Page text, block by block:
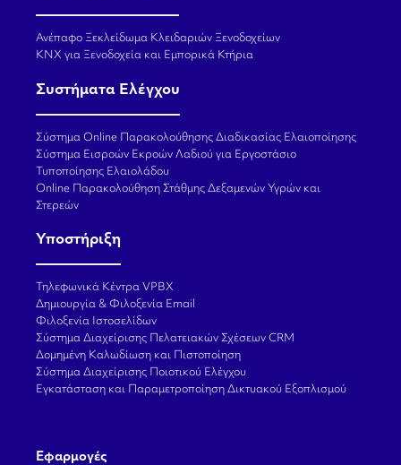
Ανέπαφο Ξεκλείδωμα Κλειδαριών Ξενοδοχείων
KNX για Ξενοδοχεία και Εμπορικά Κτήρια
Συστήματα Ελέγχου
Σύστημα Online Παρακολούθησης Διαδικασίας Ελαιοποίησης
Σύστημα Εισροών Εκροών Λαδιού για Εργοστάσιο
Τυποποίησης Ελαιολάδου
Online Παρακολούθηση Στάθμης Δεξαμενών Υγρών και
Στερεών
Υποστήριξη
Τηλεφωνικά Κέντρα VPBX
Δημιουργία & Φιλοξενία Email
Φιλοξενία Ιστοσελίδων
Σύστημα Διαχείρισης Πελατειακών Σχέσεων CRM
Δομημένη Καλωδίωση και Πιστοποίηση
Σύστημα Διαχείρισης Ποιοτικού Ελέγχου
Εγκατάσταση και Παραμετροποίηση Δικτυακού Εξοπλισμού
Εφαρμογές